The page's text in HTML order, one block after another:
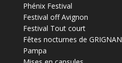
Phénix Festival
Festival off Avignon
Festival Tout court
Fêtes nocturnes de GRIGNAN
Pampa